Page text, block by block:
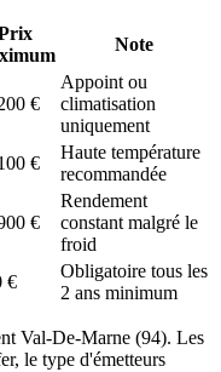
Note
€
Appoint ou
climatisation
uniquement
€
Haute température
recommandée
€
Rendement
constant malgré le
froid
€
Obligatoire tous les
2 ans minimum
Val-De-Marne (94). Les
le type d'émetteurs